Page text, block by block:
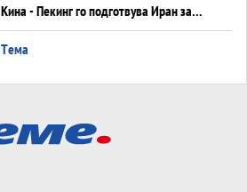
Кина - Пекинг го подготвува Иран за
американска копнена инвазија
Tема
Tема
Трамп тврди дека повторно „разговара“